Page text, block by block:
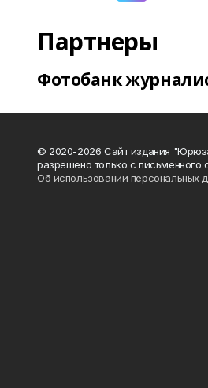
Партнеры
Фотобанк
© 2020-2026 Сайт издания
разрешено только с письменного
Об использовании персональных